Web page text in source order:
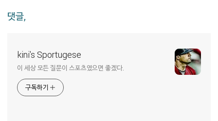
댓글,
kini's Sportugese
이 세상 모든 질문이 스포츠였으면 좋겠다.
구독하기